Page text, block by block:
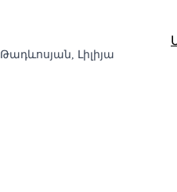
Թադևոսյան, Լիլիյա